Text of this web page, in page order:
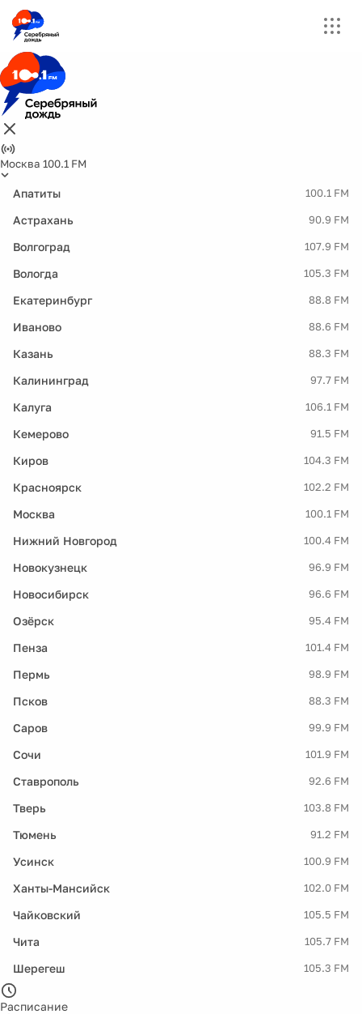
Москва 100.1 FM
Апатиты 100.1 FM
Астрахань 90.9 FM
Волгоград 107.9 FM
Вологда 105.3 FM
Екатеринбург 88.8 FM
Иваново 88.6 FM
Казань 88.3 FM
Калининград 97.7 FM
Калуга 106.1 FM
Кемерово 91.5 FM
Киров 104.3 FM
Красноярск 102.2 FM
Москва 100.1 FM
Нижний Новгород 100.4 FM
Новокузнецк 96.9 FM
Новосибирск 96.6 FM
Озёрск 95.4 FM
Пенза 101.4 FM
Пермь 98.9 FM
Псков 88.3 FM
Саров 99.9 FM
Сочи 101.9 FM
Ставрополь 92.6 FM
Тверь 103.8 FM
Тюмень 91.2 FM
Усинск 100.9 FM
Ханты-Мансийск 102.0 FM
Чайковский 105.5 FM
Чита 105.7 FM
Шерегеш 105.3 FM
Расписание